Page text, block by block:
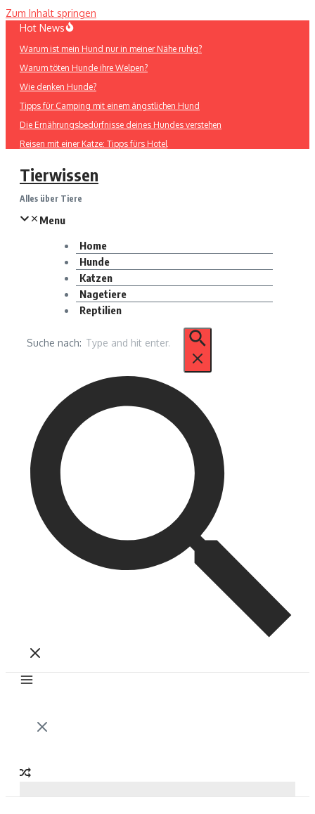
Zum Inhalt springen
Hot News
Warum ist mein Hund nur in meiner Nähe ruhig?
Warum töten Hunde ihre Welpen?
Wie denken Hunde?
Tipps für Camping mit einem ängstlichen Hund
Die Ernährungsbedürfnisse deines Hundes verstehen
Reisen mit einer Katze: Tipps fürs Hotel
Tierwissen
Alles über Tiere
Menu
Home
Hunde
Katzen
Nagetiere
Reptilien
Suche nach: